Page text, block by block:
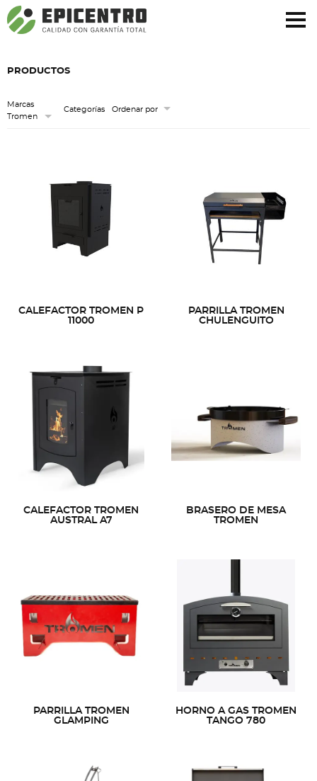
¿Olvidó su contraseña?Regístrese aquí
PRODUCTOS
Marcas
Tromen
Categorías Ordenar por
CALEFACTOR TROMEN P
11000
PARRILLA TROMEN
CHULENGUITO
CALEFACTOR TROMEN
AUSTRAL A7
BRASERO DE MESA
TROMEN
PARRILLA TROMEN
GLAMPING
HORNO A GAS TROMEN
TANGO 780